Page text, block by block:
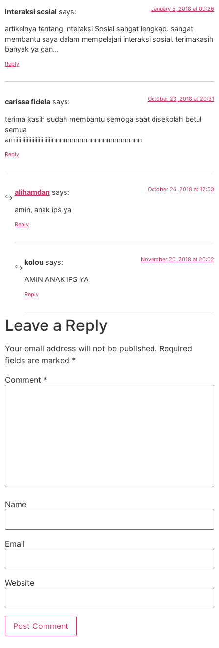
interaksi sosial says: January 5, 2018 at 09:26
artikelnya tentang Interaksi Sosial sangat lengkap. sangat
membantu saya dalam mempelajari interaksi sosial. terimakasih
banyak ya gan…
Reply
carissa fidela says: October 23, 2018 at 20:31
terima kasih sudah membantu semoga saat disekolah betul
semua
amiiiiiiiiiiiiiiiiiiiiiiiiinnnnnnnnnnnnnnnnnnnnnnn
Reply
alihamdan says: October 26, 2018 at 12:53
amin, anak ips ya
Reply
kolou says: November 20, 2018 at 20:02
AMIN ANAK IPS YA
Reply
Leave a Reply
Your email address will not be published. Required
fields are marked *
Comment *
Name
Email
Website